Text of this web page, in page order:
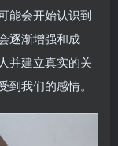
能会开始认识到
逐渐增强和成
并建立真实的关
我们的感情。